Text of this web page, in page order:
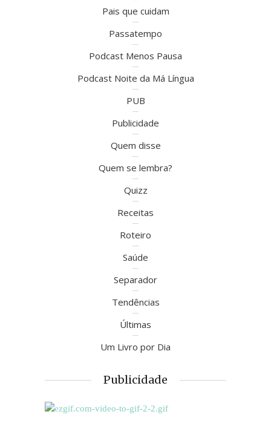
Pais que cuidam
Passatempo
Podcast Menos Pausa
Podcast Noite da Má Língua
PUB
Publicidade
Quem disse
Quem se lembra?
Quizz
Receitas
Roteiro
Saúde
Separador
Tendências
Últimas
Um Livro por Dia
Publicidade